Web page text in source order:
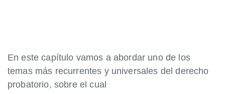
En este capítulo vamos a abordar uno de los
temas más recurrentes y universales del derecho
probatorio, sobre el cual